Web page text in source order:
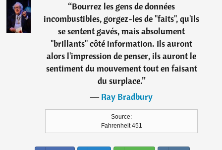
“Bourrez les gens de données
incombustibles, gorgez-les de "faits", qu'ils
se sentent gavés, mais absolument
"brillants" côté information. Ils auront
alors l'impression de penser, ils auront le
sentiment du mouvement tout en faisant
du surplace.”
―Ray Bradbury
Source:
Fahrenheit 451